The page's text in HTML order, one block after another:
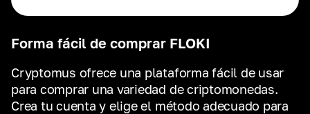
Forma fácil de comprar FLOKI
Cryptomus ofrece una plataforma fácil de usar
para comprar una variedad de criptomonedas.
Crea tu cuenta y elige el método adecuado para